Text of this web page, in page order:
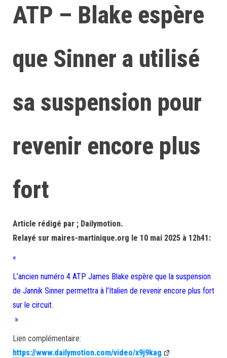
ATP – Blake espère
que Sinner a utilisé
sa suspension pour
revenir encore plus
fort
Article rédigé par ; Dailymotion.
Relayé sur maires-martinique.org le 10 mai 2025 à 12h41:
«
L’ancien numéro 4 ATP James Blake espère que la suspension
de Jannik Sinner permettra à l’Italien de revenir encore plus fort
sur le circuit.
»
Lien complémentaire:
https://www.dailymotion.com/video/x9j9kag